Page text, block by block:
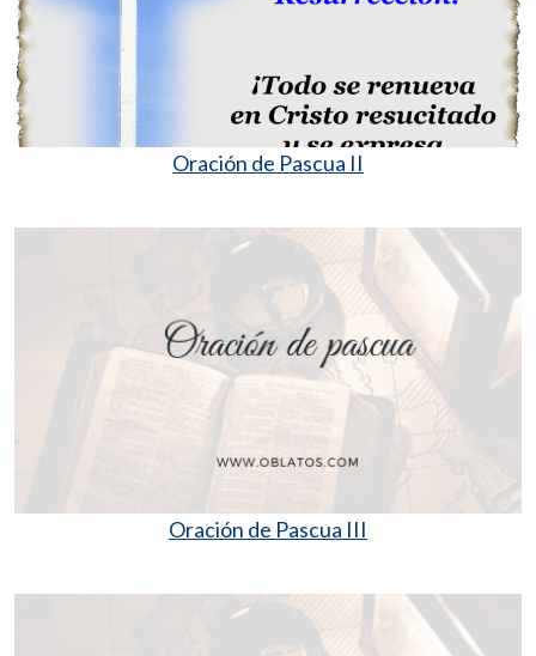
Oración de Pascua II
Oración de Pascua III